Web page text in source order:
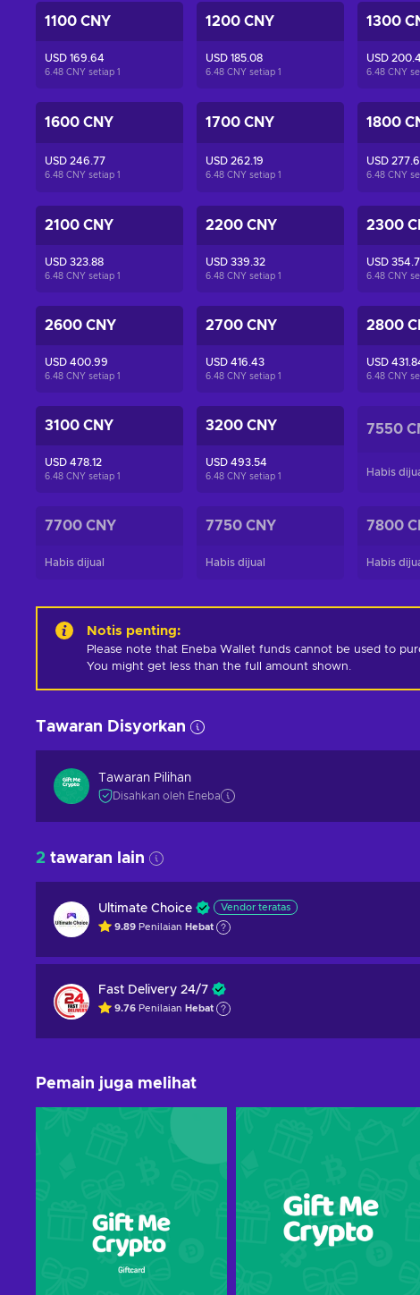
1100 CNY
USD 169.64
6.48 CNY setiap 1
1200 CNY
USD 185.08
6.48 CNY setiap 1
1300
USD
6.48 CNY
1600 CNY
USD 246.77
6.48 CNY setiap 1
1700 CNY
USD 262.19
6.48 CNY setiap 1
1800
USD
6.48 CNY
2100 CNY
USD 323.88
6.48 CNY setiap 1
2200 CNY
USD 339.32
6.48 CNY setiap 1
2300
USD
6.48 CNY
2600 CNY
USD 400.99
6.48 CNY setiap 1
2700 CNY
USD 416.43
6.48 CNY setiap 1
2800
USD
6.48 CNY
3100 CNY
USD 478.12
6.48 CNY setiap 1
3200 CNY
USD 493.54
6.48 CNY setiap 1
7550
Habis
7700 CNY
Habis dijual
7750 CNY
Habis dijual
7800
Habis
Notis penting:
Please note that Eneba Wallet funds cannot be used to
You might get less than the full amount shown.
Tawaran Disyorkan
Tawaran Pilihan
Disahkan oleh Eneba
2 tawaran lain
Ultimate Choice Vendor teratas
9.89 Penilaian Hebat
Fast Delivery 24/7
9.76 Penilaian Hebat
Pemain juga melihat